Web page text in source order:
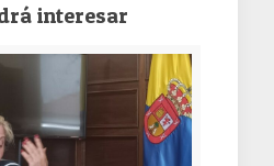
interesar